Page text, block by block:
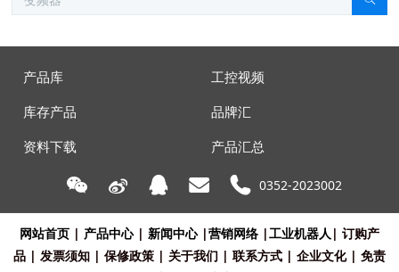
产品库
工控视频
库存产品
品牌汇
资料下载
产品汇总
0352-2023002
网站首页 | 产品中心 | 新闻中心|营销网络 |工业机器人 | 订购产
品 | 发票须知 | 保修政策 | 关于我们 | 联系方式 | 企业文化| 免责